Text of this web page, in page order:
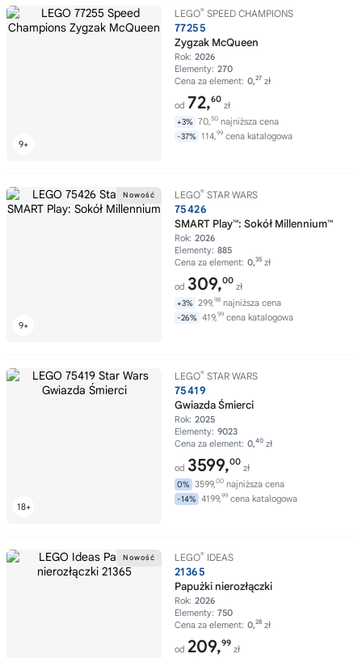
LEGO® SPEED CHAMPIONS
77255
Zygzak McQueen
Rok: 2026
Elementy: 270
Cena za element: 0,27 zł
od 72,60
zł
+3% 70,50 najniższa cena
-37% 114,99 cena katalogowa
LEGO® STAR WARS
75426
SMART Play™: Sokół Millennium™
Rok: 2026
Elementy: 885
Cena za element: 0,35 zł
od 309,00
zł
+3% 299,98 najniższa cena
-26% 419,99 cena katalogowa
LEGO® STAR WARS
75419
Gwiazda Śmierci
Rok: 2025
Elementy: 9023
Cena za element: 0,40 zł
od 3599,00
zł
0% 3599,00 najniższa cena
-14% 4199,99 cena katalogowa
LEGO® IDEAS
21365
Papużki nierozłączki
Rok: 2026
Elementy: 750
Cena za element: 0,28 zł
od 209,99
zł